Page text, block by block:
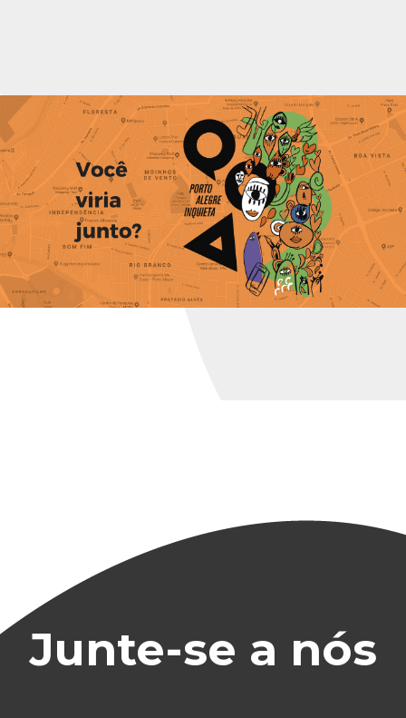
Junte-se a nós